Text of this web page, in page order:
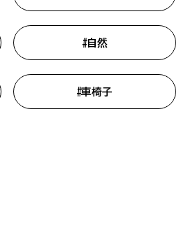
#海
#ベビーカー
#自然
#車椅子